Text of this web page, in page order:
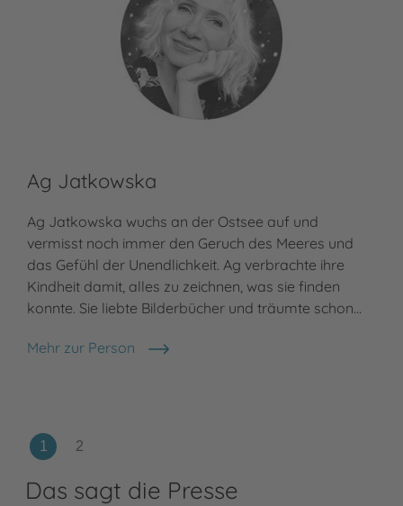
Ag Jatkowska
Ag Jatkowska wuchs an der Ostsee auf und
vermisst noch immer den Geruch des Meeres und
das Gefühl der Unendlichkeit. Ag verbrachte ihre
Kindheit damit, alles zu zeichnen, was sie finden
konnte. Sie liebte Bilderbücher und träumte schon…
Mehr zur Person
Ag Jatkowska
Das sagt die Presse